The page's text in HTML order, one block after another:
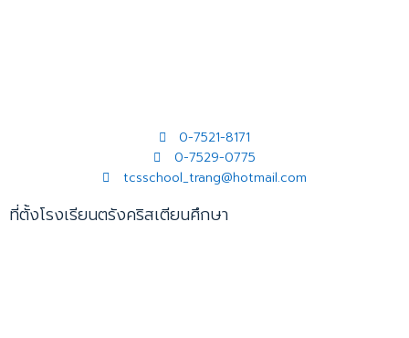
0-7521-8171
0-7529-0775
tcsschool_trang@hotmail.com
ที่ตั้งโรงเรียนตรังคริสเตียนศึกษา